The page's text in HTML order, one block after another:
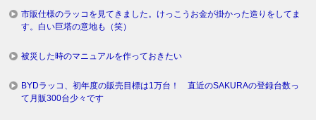
市販仕様のラッコを見てきました。けっこうお金が掛かった造りをしてま
す。白い巨塔の意地も（笑）
被災した時のマニュアルを作っておきたい
BYDラッコ、初年度の販売目標は1万台！ 直近のSAKURAの登録台数っ
て月販300台少々です